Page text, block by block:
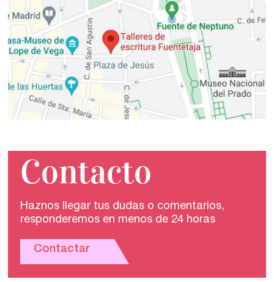
Contacto
Haznos llegar tus dudas o comentarios,
responderemos en menos de 24 horas
Contactar